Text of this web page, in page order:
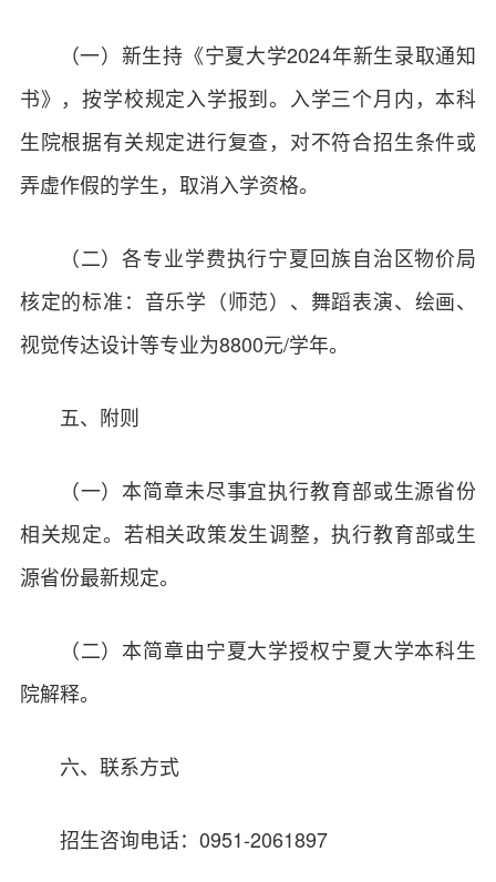
（一）新生持《宁夏大学2024年新生录取通知
书》，按学校规定入学报到。入学三个月内，本科
生院根据有关规定进行复查，对不符合招生条件或
弄虚作假的学生，取消入学资格。
（二）各专业学费执行宁夏回族自治区物价局
核定的标准：音乐学（师范）、舞蹈表演、绘画、
视觉传达设计等专业为8800元/学年。
五、附则
（一）本简章未尽事宜执行教育部或生源省份
相关规定。若相关政策发生调整，执行教育部或生
源省份最新规定。
（二）本简章由宁夏大学授权宁夏大学本科生
院解释。
六、联系方式
招生咨询电话：0951-2061897